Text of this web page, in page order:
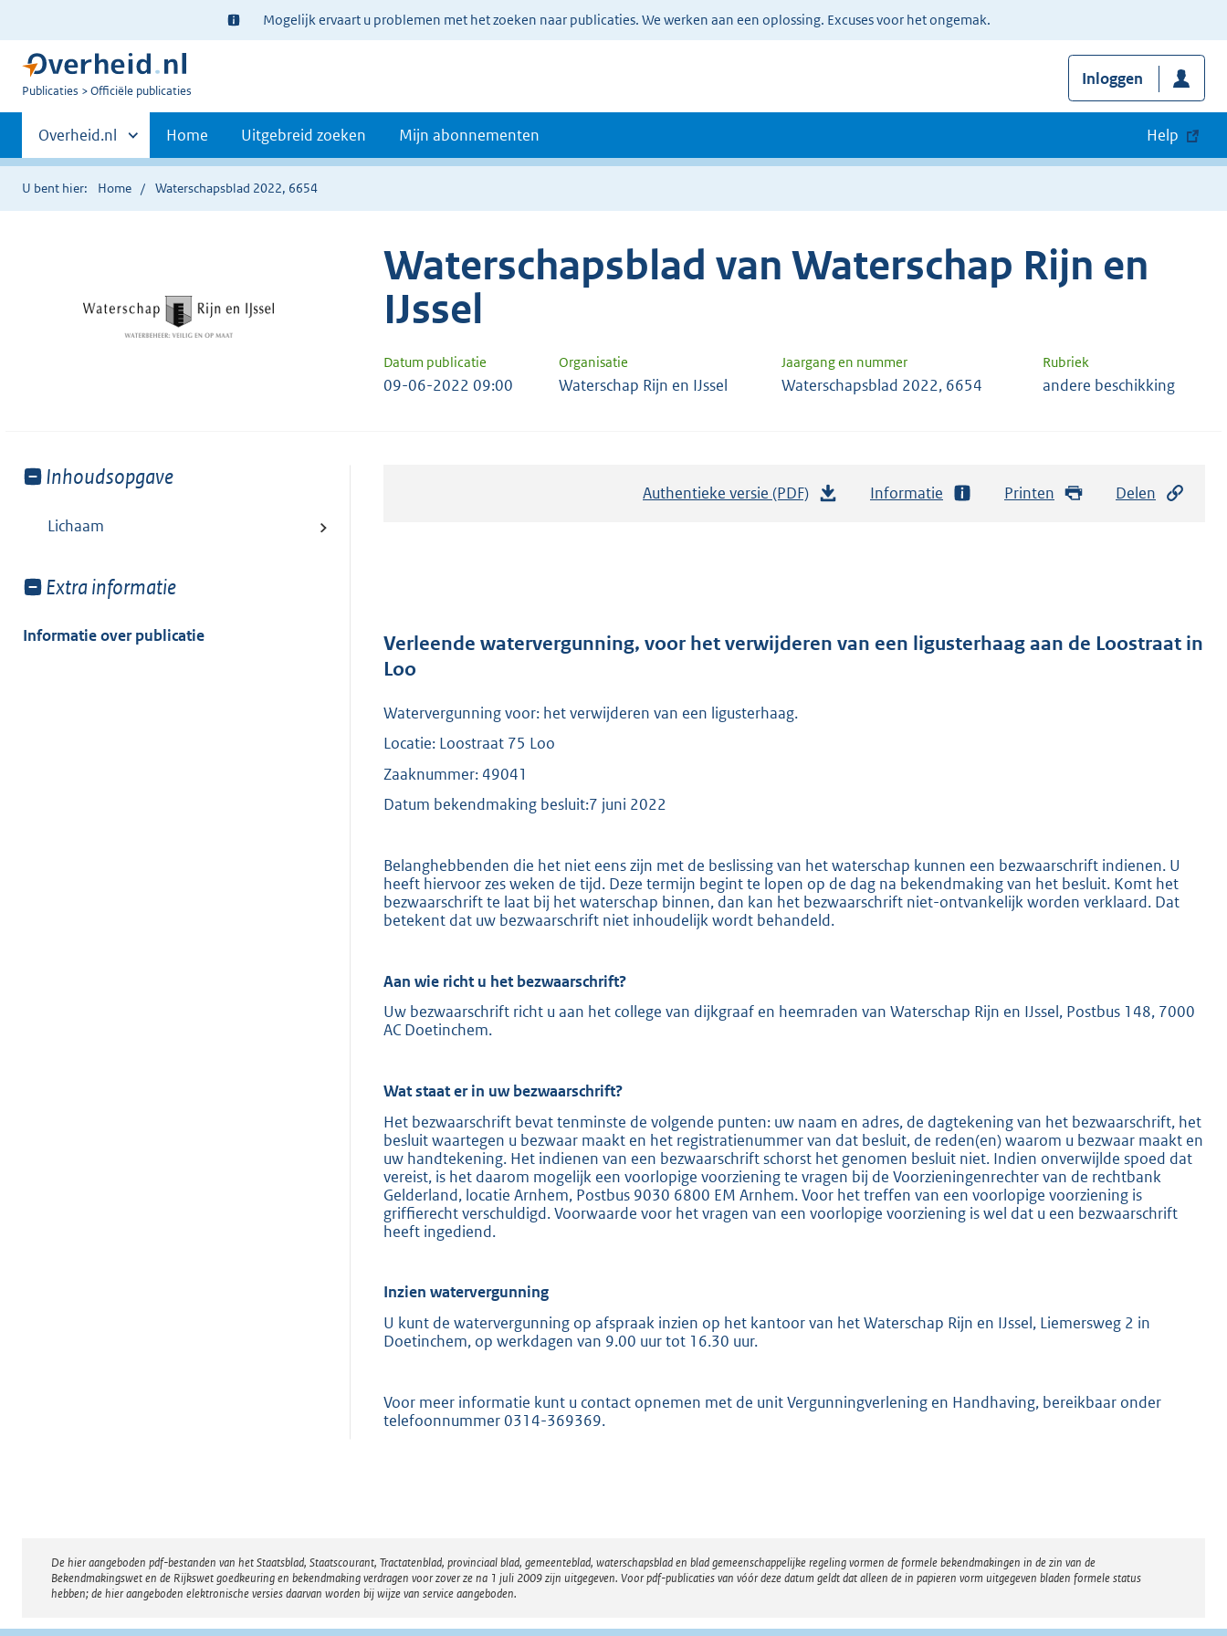
Ter
informatie:
Mogelijk ervaart u problemen met het zoeken naar publicaties. We werken aan een oplossing. Excuses voor het ongemak.
U
Publicaties Officiële publicaties
Inloggen
Primaire
navigatie
Andere
sites
binnen
Overheid.nl Home Uitgebreid zoeken Mijn abonnementen Help
U bent hier: Home Waterschapsblad 2022, 6654
Waterschapsblad van Waterschap Rijn en
IJssel
Datum publicatie Organisatie Jaargang en nummer Rubriek
09-06-2022 09:00 Waterschap Rijn en IJssel Waterschapsblad 2022, 6654 andere beschikking
Toon
van:
Inhoudsopgave
Lichaam
Toon
van:
Extra informatie
Informatie over publicatie
Authentieke versie (PDF)
d
:
2
0
Informatie Printen Delen
Verleende watervergunning, voor het verwijderen van een ligusterhaag aan de Loostraat in
Loo
Watervergunning voor: het verwijderen van een ligusterhaag.
Locatie: Loostraat 75 Loo
Zaaknummer: 49041
Datum bekendmaking besluit:7 juni 2022
Belanghebbenden die het niet eens zijn met de beslissing van het waterschap kunnen een bezwaarschrift indienen. U
heeft hiervoor zes weken de tijd. Deze termijn begint te lopen op de dag na bekendmaking van het besluit. Komt het
bezwaarschrift te laat bij het waterschap binnen, dan kan het bezwaarschrift niet-ontvankelijk worden verklaard. Dat
betekent dat uw bezwaarschrift niet inhoudelijk wordt behandeld.
Aan wie richt u het bezwaarschrift?
Uw bezwaarschrift richt u aan het college van dijkgraaf en heemraden van Waterschap Rijn en IJssel, Postbus 148, 7000
AC Doetinchem.
Wat staat er in uw bezwaarschrift?
Het bezwaarschrift bevat tenminste de volgende punten: uw naam en adres, de dagtekening van het bezwaarschrift, het
besluit waartegen u bezwaar maakt en het registratienummer van dat besluit, de reden(en) waarom u bezwaar maakt en
uw handtekening. Het indienen van een bezwaarschrift schorst het genomen besluit niet. Indien onverwijlde spoed dat
vereist, is het daarom mogelijk een voorlopige voorziening te vragen bij de Voorzieningenrechter van de rechtbank
Gelderland, locatie Arnhem, Postbus 9030 6800 EM Arnhem. Voor het treffen van een voorlopige voorziening is
griffierecht verschuldigd. Voorwaarde voor het vragen van een voorlopige voorziening is wel dat u een bezwaarschrift
heeft ingediend.
Inzien watervergunning
U kunt de watervergunning op afspraak inzien op het kantoor van het Waterschap Rijn en IJssel, Liemersweg 2 in
Doetinchem, op werkdagen van 9.00 uur tot 16.30 uur.
Voor meer informatie kunt u contact opnemen met de unit Vergunningverlening en Handhaving, bereikbaar onder
telefoonnummer 0314-369369.
Disclaimer
De hier aangeboden pdf-bestanden van het Staatsblad, Staatscourant, Tractatenblad, provinciaal blad, gemeenteblad, waterschapsblad en blad gemeenschappelijke regeling vormen de formele bekendmakingen in de zin van de
Bekendmakingswet en de Rijkswet goedkeuring en bekendmaking verdragen voor zover ze na 1 juli 2009 zijn uitgegeven. Voor pdf-publicaties van vóór deze datum geldt dat alleen de in papieren vorm uitgegeven bladen formele status
hebben; de hier aangeboden elektronische versies daarvan worden bij wijze van service aangeboden.